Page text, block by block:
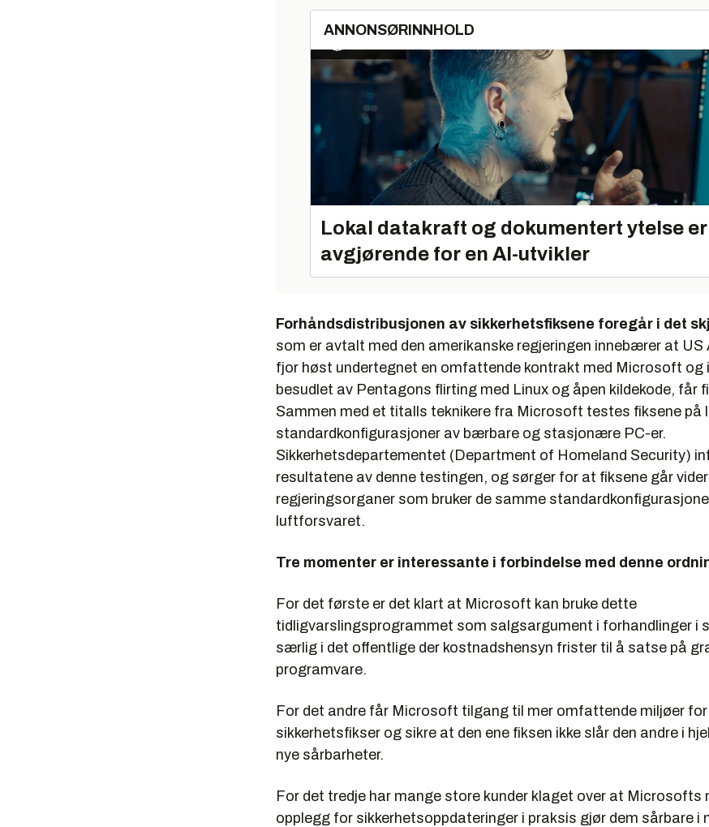
ANNONSØRINNHOLD
Lokal datakraft og dokumentert ytelse er
avgjørende for en AI-utvikler
Forhåndsdistribusjonen av sikkerhetsfiksene foregår i det
som er avtalt med den amerikanske regjeringen innebærer at US
fjor høst undertegnet en omfattende kontrakt med Microsoft og
besudlet av Pentagons flirting med Linux og åpen kildekode, får
Sammen med et titalls teknikere fra Microsoft testes fiksene
standardkonfigurasjoner av bærbare og stasjonære PC-er.
Sikkerhetsdepartementet (Department of Homeland Security)
resultatene av denne testingen, og sørger for at fiksene går
regjeringsorganer som bruker de samme
luftforsvaret.
Tre momenter er interessante i forbindelse med denne
For det første er det klart at Microsoft kan bruke dette
tidligvarslingsprogrammet som salgsargument i forhandlinger i
særlig i det offentlige der kostnadshensyn frister til å satse på
programvare.
For det andre får Microsoft tilgang til mer omfattende miljøer
sikkerhetsfikser og sikre at den ene fiksen ikke slår den andre i
nye sårbarheter.
For det tredje har mange store kunder klaget over at Microsofts
opplegg for sikkerhetsoppdateringer i praksis gjør dem sårbare i